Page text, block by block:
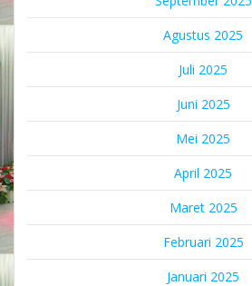
Agustus 2025
Juli 2025
Juni 2025
Mei 2025
April 2025
Maret 2025
Februari 2025
Januari 2025